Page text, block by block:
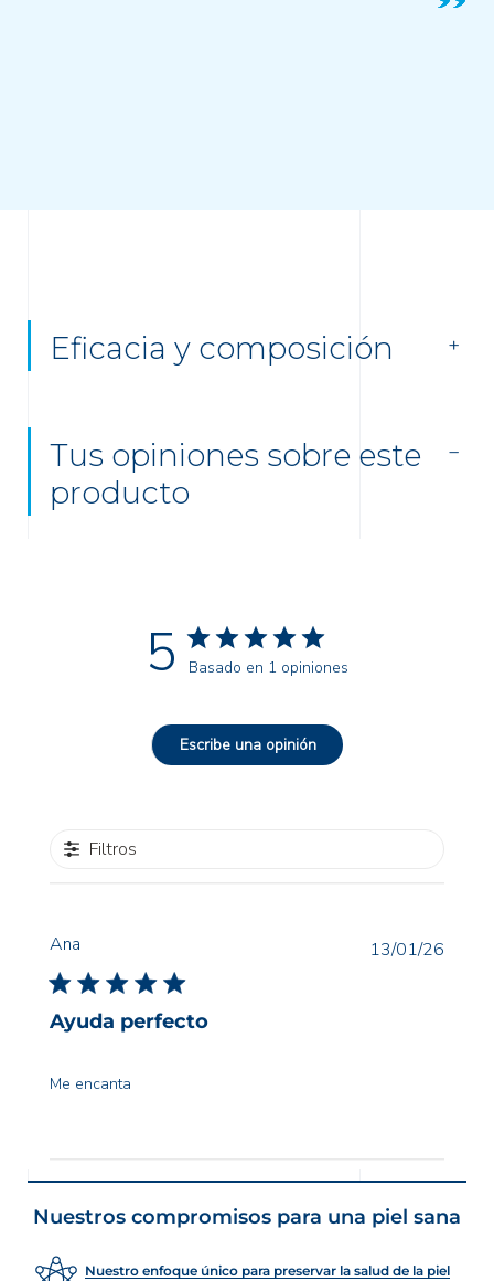
Eficacia y composición
Tus opiniones sobre este
producto
5 Basado en 1 opiniones
Escribe una opinión
Filtros
Ana
Ayuda perfecto
Me encanta
13/01/26
Nuestros compromisos para una piel sana
Nuestro enfoque único para preservar la salud de la piel